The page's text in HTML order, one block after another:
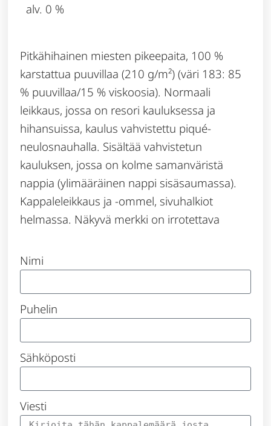
alv. 0 %
Pitkähihainen miesten pikeepaita, 100 %
karstattua puuvillaa (210 g/m²) (väri 183: 85
% puuvillaa/15 % viskoosia). Normaali
leikkaus, jossa on resori kauluksessa ja
hihansuissa, kaulus vahvistettu piqué-
neulosnauhalla. Sisältää vahvistetun
kauluksen, jossa on kolme samanväristä
nappia (ylimääräinen nappi sisäsaumassa).
Kappaleleikkaus ja -ommel, sivuhalkiot
helmassa. Näkyvä merkki on irrotettava
Nimi
Puhelin
Sähköposti
Viesti